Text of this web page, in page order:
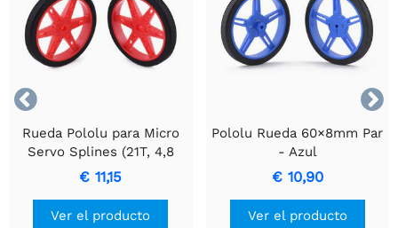


Rueda Pololu para Micro
Servo Splines (21T, 4,8
mm) - 60 × 8 mm, roja,
paquete de 2
€ 11,15
Ver el producto
Pololu Rueda 60×8mm Par
- Azul
€ 10,90
Ver el producto